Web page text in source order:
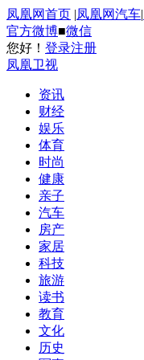
凤凰网首页 |凤凰网汽车|
官方微博■微信
您好！ 登录注册
凤凰卫视
资讯
财经
娱乐
体育
时尚
健康
亲子
汽车
房产
家居
科技
旅游
读书
教育
文化
历史